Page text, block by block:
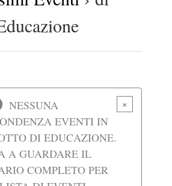
×
NESSUNA
EVENTI IN
DI EDUCAZIONE.
A GUARDARE IL
COMPLETO PER